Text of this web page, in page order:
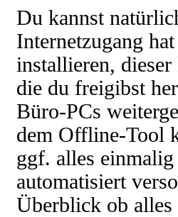
Du kannst
Internetzugang
installieren,
die du freigibst
Büro-PCs
dem Offline-Tool
ggf. alles
automatisiert
Überblick ob alles